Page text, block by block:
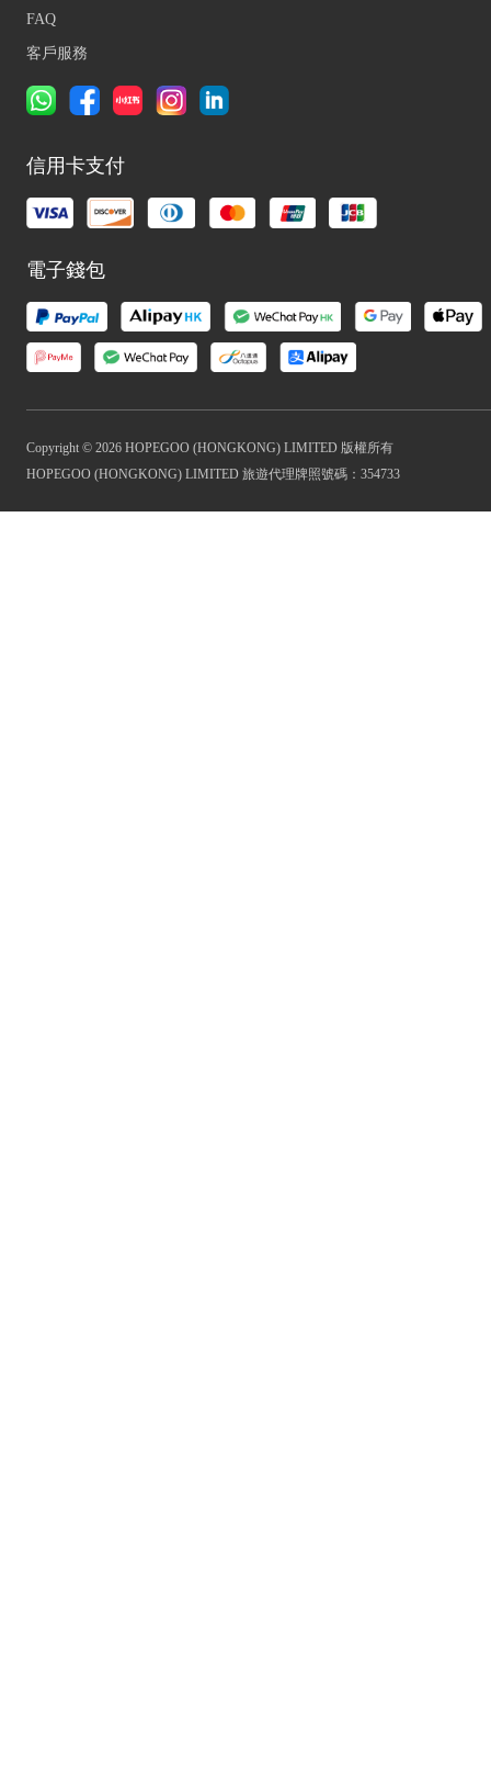
FAQ
客戶服務
信用卡支付
電子錢包
Copyright © 2026 HOPEGOO (HONGKONG) LIMITED 版權所有
HOPEGOO (HONGKONG) LIMITED 旅遊代理牌照號碼：354733